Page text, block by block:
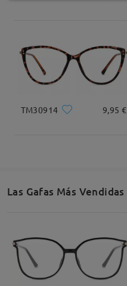
TM30914 9,95 €
Las Gafas Más Vendidas